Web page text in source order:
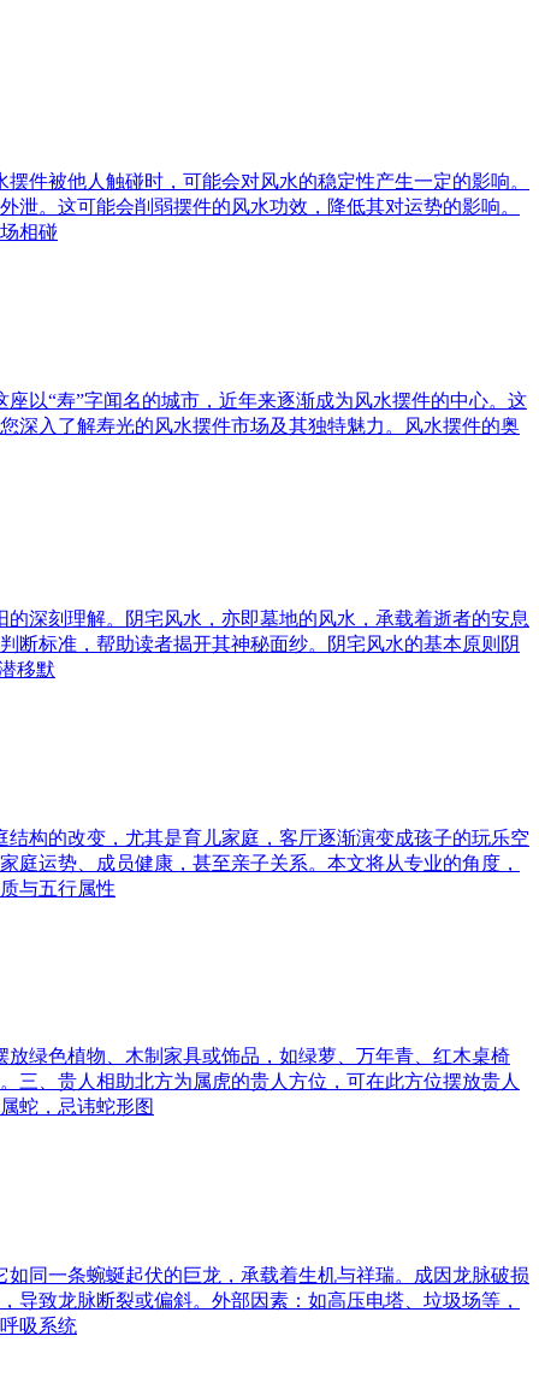
件被他人触碰时，可能会对风水的稳定性产生一定的影响。
。这可能会削弱摆件的风水功效，降低其对运势的影响。
相碰
以“寿”字闻名的城市，近年来逐渐成为风水摆件的中心。这
深入了解寿光的风水摆件市场及其独特魅力。风水摆件的奥
深刻理解。阴宅风水，亦即墓地的风水，承载着逝者的安息
断标准，帮助读者揭开其神秘面纱。阴宅风水的基本原则阴
移默
构的改变，尤其是育儿家庭，客厅逐渐演变成孩子的玩乐空
运势、成员健康，甚至亲子关系。本文将从专业的角度，
与五行属性
绿色植物、木制家具或饰品，如绿萝、万年青、红木桌椅
三、贵人相助北方为属虎的贵人方位，可在此方位摆放贵人
蛇，忌讳蛇形图
同一条蜿蜒起伏的巨龙，承载着生机与祥瑞。成因龙脉破损
致龙脉断裂或偏斜。外部因素：如高压电塔、垃圾场等，
吸系统